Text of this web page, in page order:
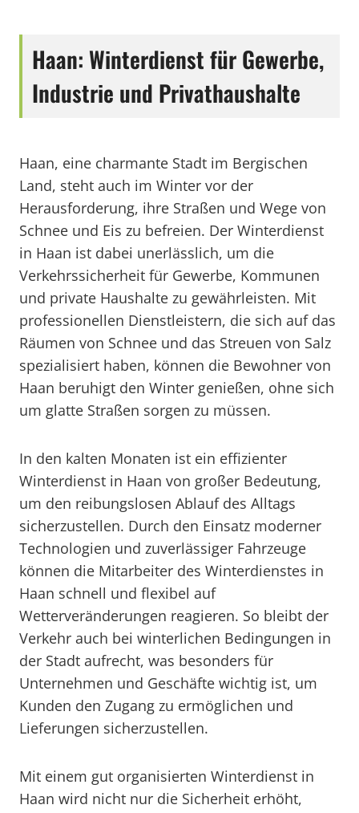
Haan: Winterdienst für Gewerbe,
Industrie und Privathaushalte
Haan, eine charmante Stadt im Bergischen
Land, steht auch im Winter vor der
Herausforderung, ihre Straßen und Wege von
Schnee und Eis zu befreien. Der Winterdienst
in Haan ist dabei unerlässlich, um die
Verkehrssicherheit für Gewerbe, Kommunen
und private Haushalte zu gewährleisten. Mit
professionellen Dienstleistern, die sich auf das
Räumen von Schnee und das Streuen von Salz
spezialisiert haben, können die Bewohner von
Haan beruhigt den Winter genießen, ohne sich
um glatte Straßen sorgen zu müssen.
In den kalten Monaten ist ein effizienter
Winterdienst in Haan von großer Bedeutung,
um den reibungslosen Ablauf des Alltags
sicherzustellen. Durch den Einsatz moderner
Technologien und zuverlässiger Fahrzeuge
können die Mitarbeiter des Winterdienstes in
Haan schnell und flexibel auf
Wetterveränderungen reagieren. So bleibt der
Verkehr auch bei winterlichen Bedingungen in
der Stadt aufrecht, was besonders für
Unternehmen und Geschäfte wichtig ist, um
Kunden den Zugang zu ermöglichen und
Lieferungen sicherzustellen.
Mit einem gut organisierten Winterdienst in
Haan wird nicht nur die Sicherheit erhöht,